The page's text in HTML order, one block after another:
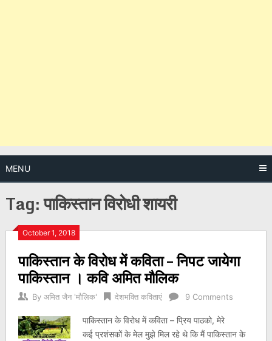
MENU
Tag:पाकिस्तान विरोधी शायरी
October 1, 2018
पाकिस्तान के विरोध में कविता – निपट जायेगा
पाकिस्तान । कवि अमित मौलिक
By अमित जैन 'मौलिक' देशभक्ति कविताएं 9 Comments
पाकिस्तान के विरोध में कविता – प्रिय पाठको, मेरे
कई प्रशंसकों के मेल मुझे मिल रहे थे कि मैं पाकिस्तान के
Posts
navigation